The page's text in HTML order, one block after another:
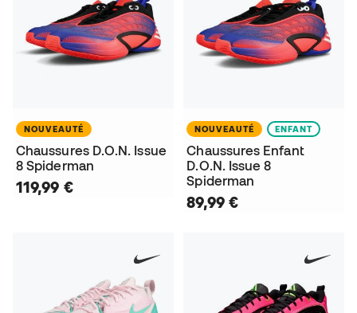
NOUVEAUTÉ
Chaussures D.O.N. Issue
8 Spiderman
119,99 €
NOUVEAUTÉ ENFANT
Chaussures Enfant
D.O.N. Issue 8
Spiderman
89,99 €